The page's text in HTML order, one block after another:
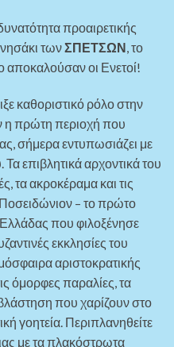
προαιρετικής
τωνΣΠΕΤΣΩΝ, το
οι Ενετοί!
καθοριστικό ρόλο στην
η πρώτη περιοχή που
σήμερα εντυπωσιάζει με
Τα επιβλητικά αρχοντικά του
τα ακροκέραμα και τις
– το πρώτο
Ελλάδας που φιλοξένησε
εκκλησίες του
αριστοκρατικής
όμορφες παραλίες, τα
που χαρίζουν στο
γοητεία. Περιπλανηθείτε
με τα πλακόστρωτα